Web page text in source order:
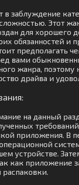
в заблуждение
Этот
для хорошего
обязанностей и
предполагать
вами
жанра,
драйва и
на данный
приложения. В
устройстве.
как приложение
распаковки.